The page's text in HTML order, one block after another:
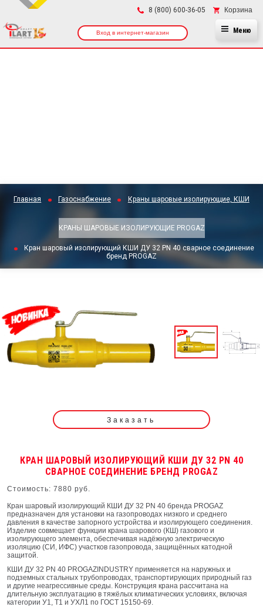
8 (800) 600-36-05 Корзина
Вход в интернет-магазин Меню
Главная Газоснабжение Краны шаровые изолирующие, КШИ
КРАНЫ ШАРОВЫЕ ИЗОЛИРУЮЩИЕ PROGAZ
Кран шаровый изолирующий КШИ ДУ 32 PN 40 сварное соединение
бренд PROGAZ
Заказать
КРАН ШАРОВЫЙ ИЗОЛИРУЮЩИЙ КШИ ДУ 32 PN 40
СВАРНОЕ СОЕДИНЕНИЕ БРЕНД PROGAZ
Стоимость: 7880 руб.
Кран шаровый изолирующий КШИ ДУ 32 PN 40 бренда PROGAZ
предназначен для установки на газопроводах низкого и среднего
давления в качестве запорного устройства и изолирующего соединения.
Изделие совмещает функции крана шарового (КШ) газового и
изолирующего элемента, обеспечивая надёжную электрическую
изоляцию (СИ, ИФС) участков газопровода, защищённых катодной
защитой.
КШИ ДУ 32 PN 40 PROGAZINDUSTRY применяется на наружных и
подземных стальных трубопроводах, транспортирующих природный газ
и другие неагрессивные среды. Конструкция крана рассчитана на
длительную эксплуатацию в тяжёлых климатических условиях, включая
категории У1, Т1 и УХЛ1 по ГОСТ 15150-69.
×